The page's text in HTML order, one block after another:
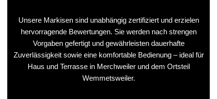
Unsere Markisen sind unabhängig zertifiziert und erzielen
hervorragende Bewertungen. Sie werden nach strengen
Vorgaben gefertigt und gewährleisten dauerhafte
Zuverlässigkeit sowie eine komfortable Bedienung – ideal für
Haus und Terrasse in Merchweiler und dem Ortsteil
Wemmetsweiler.